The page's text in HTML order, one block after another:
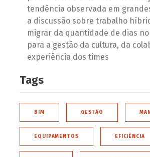
tendência observada em
a discussão sobre trabalho
migrar da quantidade de dias
para a gestão da cultura, da
experiência dos times
Tags
BIM GESTÃO
EQUIPAMENTOS EFICIÊNCIA